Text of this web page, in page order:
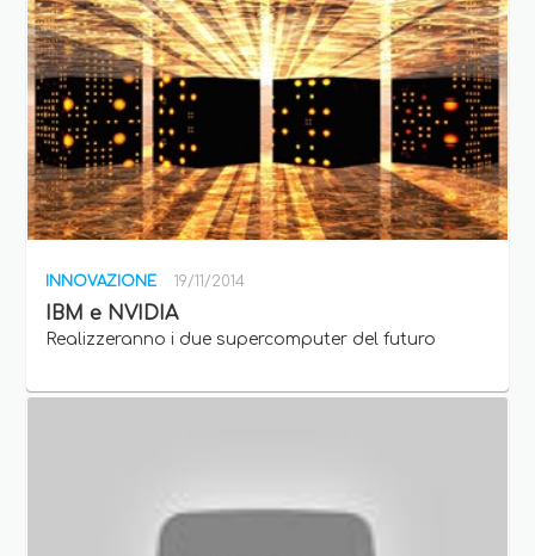
INNOVAZIONE 19/11/2014
IBM e NVIDIA
Realizzeranno i due supercomputer del futuro